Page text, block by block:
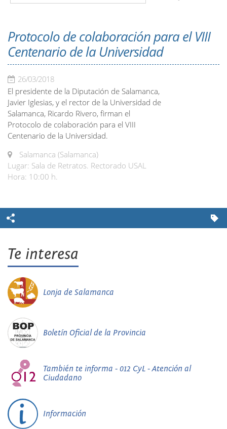
Protocolo de colaboración para el VIII
Centenario de la Universidad
26/03/2018
El presidente de la Diputación de Salamanca,
Javier Iglesias, y el rector de la Universidad de
Salamanca, Ricardo Rivero, firman el
Protocolo de colaboración para el VIII
Centenario de la Universidad.
Salamanca (Salamanca)
Lugar: Sala de Retratos. Rectorado USAL
Hora: 10:00 h.
Te interesa
Lonja de Salamanca
Boletín Oficial de la Provincia
También te informa - 012 CyL - Atención al
Ciudadano
Información